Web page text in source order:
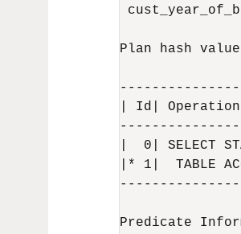
Plan hash
| Id|
|  0|
|* 1|  TABLE
Predicate